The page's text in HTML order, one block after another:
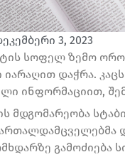
3, 2023
სოფელ ზემო
დაჭრა.
ინფორმაციით,
გამოძიება